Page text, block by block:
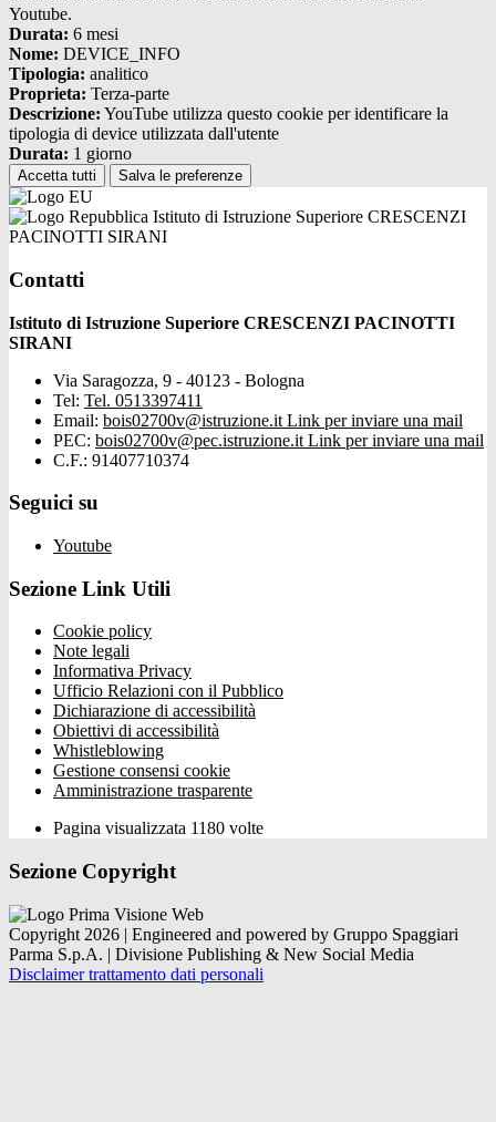
Youtube.
Durata: 6 mesi
Nome: DEVICE_INFO
Tipologia: analitico
Proprieta: Terza-parte
Descrizione: YouTube utilizza questo cookie per identificare la
tipologia di device utilizzata dall'utente
Durata: 1 giorno
Accetta tutti Salva le preferenze
Istituto di Istruzione Superiore CRESCENZI
PACINOTTI SIRANI
Contatti
Istituto di Istruzione Superiore CRESCENZI PACINOTTI
SIRANI
Via Saragozza, 9 - 40123 - Bologna
Tel: Tel. 0513397411
Email: bois02700v@istruzione.it Link per inviare una mail
PEC: bois02700v@pec.istruzione.it Link per inviare una mail
C.F.: 91407710374
Seguici su
Youtube
Sezione Link Utili
Cookie policy
Note legali
Informativa Privacy
Ufficio Relazioni con il Pubblico
Dichiarazione di accessibilità
Obiettivi di accessibilità
Whistleblowing
Gestione consensi cookie
Amministrazione trasparente
Pagina visualizzata 1180 volte
Sezione Copyright
Copyright 2026 | Engineered and powered by Gruppo Spaggiari
Parma S.p.A. | Divisione Publishing & New Social Media
Disclaimer trattamento dati personali